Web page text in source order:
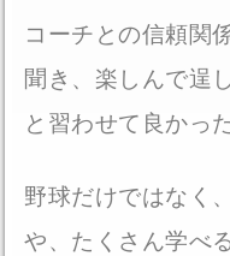
コーチとの信頼関
聞き、楽しんで逞
と習わせて良かっ
野球だけではなく
や、たくさん学べ